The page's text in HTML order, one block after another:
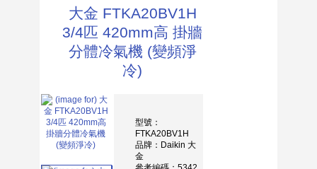
大金 FTKA20BV1H
3/4匹 420mm高 掛牆
分體冷氣機 (變頻淨
冷)
型號：
FTKA20BV1H
品牌：Daikin 大
金
參考編碼：5342